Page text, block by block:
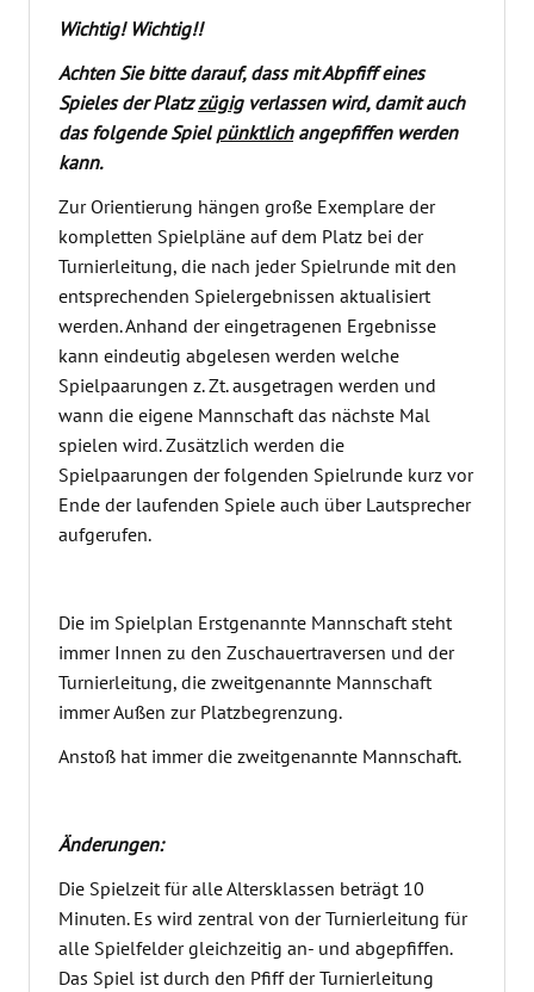
Wichtig! Wichtig!!
Achten Sie bitte darauf, dass mit Abpfiff eines
Spieles der Platzzügigverlassen wird, damit auch
das folgende Spiel pünktlichangepfiffen werden
kann.
Zur Orientierung hängen große Exemplare der
kompletten Spielpläne auf dem Platz bei der
Turnierleitung, die nach jeder Spielrunde mit den
entsprechenden Spielergebnissen aktualisiert
werden. Anhand der eingetragenen Ergebnisse
kann eindeutig abgelesen werden welche
Spielpaarungen z. Zt. ausgetragen werden und
wann die eigene Mannschaft das nächste Mal
spielen wird. Zusätzlich werden die
Spielpaarungen der folgenden Spielrunde kurz vor
Ende der laufenden Spiele auch über Lautsprecher
aufgerufen.
Die im Spielplan Erstgenannte Mannschaft steht
immer Innen zu den Zuschauertraversen und der
Turnierleitung, die zweitgenannte Mannschaft
immer Außen zur Platzbegrenzung.
Anstoß hat immer die zweitgenannte Mannschaft.
Änderungen:
Die Spielzeit für alle Altersklassen beträgt 10
Minuten. Es wird zentral von der Turnierleitung für
alle Spielfelder gleichzeitig an- und abgepfiffen.
Das Spiel ist durch den Pfiff der Turnierleitung